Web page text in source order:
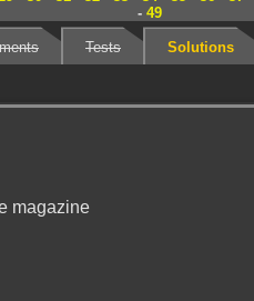
- 49
Tests Solutions
magazine